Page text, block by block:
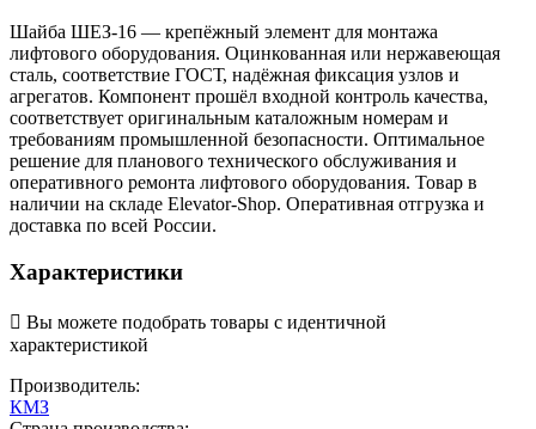
Шайба ШЕЗ-16 — крепёжный элемент для монтажа
лифтового оборудования. Оцинкованная или нержавеющая
сталь, соответствие ГОСТ, надёжная фиксация узлов и
агрегатов. Компонент прошёл входной контроль качества,
соответствует оригинальным каталожным номерам и
требованиям промышленной безопасности. Оптимальное
решение для планового технического обслуживания и
оперативного ремонта лифтового оборудования. Товар в
наличии на складе Elevator-Shop. Оперативная отгрузка и
доставка по всей России.
Характеристики
 Вы можете подобрать товары с идентичной
характеристикой
Производитель:
КМЗ